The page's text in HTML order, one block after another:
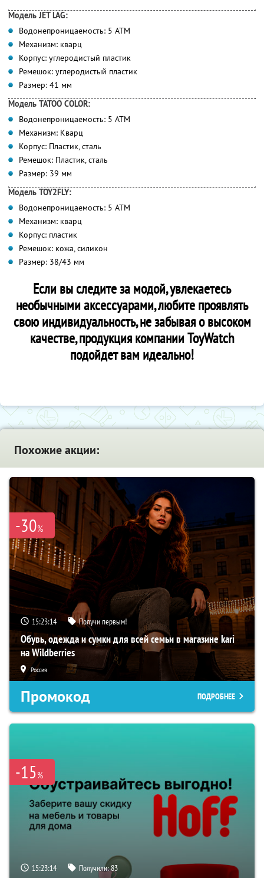
Модель JET LAG:
Водонепроницаемость: 5 АТМ
Механизм: кварц
Корпус: углеродистый пластик
Ремешок: углеродистый пластик
Размер: 41 мм
Модель TATOO COLOR:
Водонепроницаемость: 5 АТМ
Механизм: Кварц
Корпус: Пластик, сталь
Ремешок: Пластик, сталь
Размер: 39 мм
Модель TOY2FLY:
Водонепроницаемость: 5 АТМ
Механизм: кварц
Корпус: пластик
Ремешок: кожа, силикон
Размер: 38/43 мм
Если вы следите за модой, увлекаетесь
необычными аксессуарами, любите проявлять
свою индивидуальность, не забывая о высоком
качестве, продукция компании ToyWatch
подойдет вам идеально!
Похожие акции:
-30%
15:23:13 Получи первым!
Обувь, одежда и сумки для всей семьи в магазине kari
на Wildberries
Россия
Промокод ПОДРОБНЕЕ
-15%
15:23:13 Получили:83